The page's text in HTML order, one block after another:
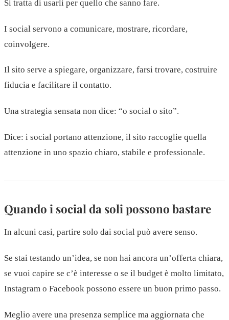
Si tratta di usarli per quello che sanno fare.
I social servono a comunicare, mostrare, ricordare,
coinvolgere.
Il sito serve a spiegare, organizzare, farsi trovare, costruire
fiducia e facilitare il contatto.
Una strategia sensata non dice: “o social o sito”.
Dice: i social portano attenzione, il sito raccoglie quella
attenzione in uno spazio chiaro, stabile e professionale.
Quando i social da soli possono bastare
In alcuni casi, partire solo dai social può avere senso.
Se stai testando un’idea, se non hai ancora un’offerta chiara,
se vuoi capire se c’è interesse o se il budget è molto limitato,
Instagram o Facebook possono essere un buon primo passo.
Meglio avere una presenza semplice ma aggiornata che